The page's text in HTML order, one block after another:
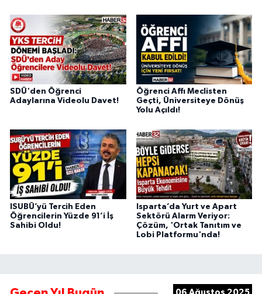
SDÜ'den Öğrenci
Adaylarına Videolu Davet!
Öğrenci Affı Meclisten
Geçti, Üniversiteye Dönüş
Yolu Açıldı!
ISUBÜ’yü Tercih Eden
Öğrencilerin Yüzde 91’i İş
Sahibi Oldu!
Isparta’da Yurt ve Apart
Sektörü Alarm Veriyor:
Çözüm, 'Ortak Tanıtım ve
Lobi Platformu'nda!